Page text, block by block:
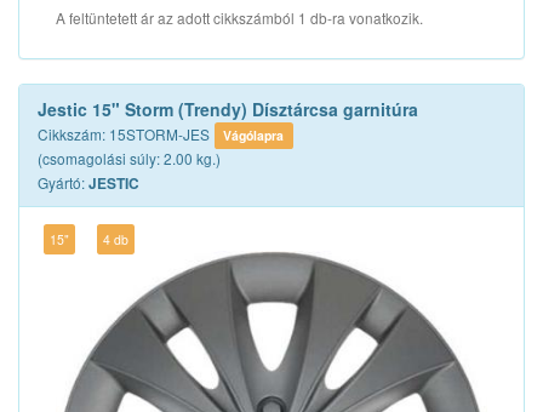
A feltüntetett ár az adott cikkszámból 1 db-ra vonatkozik.
Jestic 15" Storm (Trendy) Dísztárcsa garnitúra
Cikkszám: 15STORM-JES Vágólapra
(csomagolási súly: 2.00 kg.)
Gyártó:JESTIC
15" 4 db